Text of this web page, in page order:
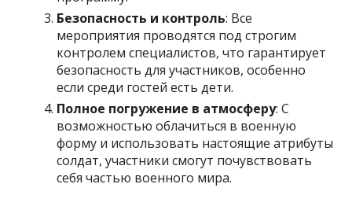
Безопасность и контроль: Все
мероприятия проводятся под строгим
контролем специалистов, что гарантирует
безопасность для участников, особенно
если среди гостей есть дети.
Полное погружение в атмосферу: С
возможностью облачиться в военную
форму и использовать настоящие атрибуты
солдат, участники смогут почувствовать
себя частью военного мира.